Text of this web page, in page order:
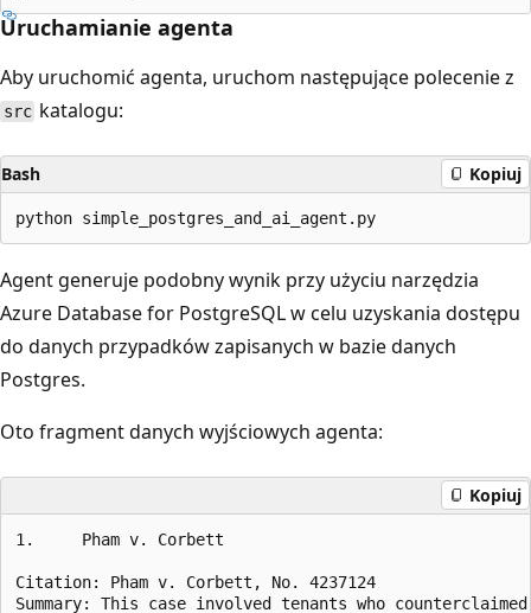
Uruchamianie agenta
Aby uruchomić agenta, uruchom następujące polecenie z
src katalogu:
Bash Kopiuj
Agent generuje podobny wynik przy użyciu narzędzia
Azure Database for PostgreSQL w celu uzyskania dostępu
do danych przypadków zapisanych w bazie danych
Postgres.
Oto fragment danych wyjściowych agenta:
Kopiuj
1.     Pham v. Corbett
Citation: Pham v. Corbett, No. 4237124
Summary: This case involved tenants who